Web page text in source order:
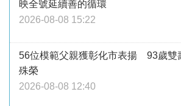
映全號延續善的循環
2026-08-08 15:22
56位模範父親獲彰化市表揚 93歲雙
殊榮
2026-08-08 12:40